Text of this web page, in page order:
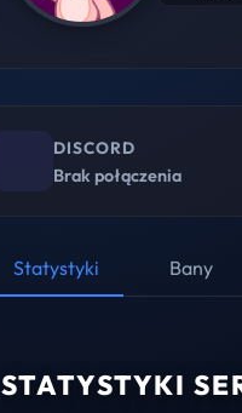
DISCORD
Brak połączenia
Statystyki Bany
STATYSTYKI